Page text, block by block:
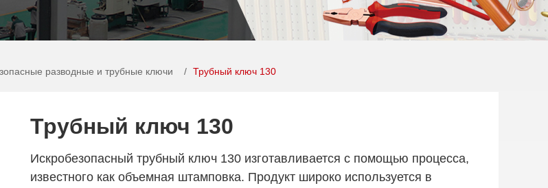
разводные и трубные ключи Трубный ключ 130
Трубный ключ 130
Искробезопасный трубный ключ 130 изготавливается с помощью процесса,
известного как объемная штамповка. Продукт широко используется в